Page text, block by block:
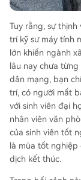
Tuy rằng, sự thịnh
trí kỹ sư máy tính
lớn khiến ngành
lâu nay chưa
dân mạng, bạn
trí, có người mất
với sinh viên đại
nhân viên văn
của sinh viên tốt
là mùa tốt nghiệp
dịch kết thúc.